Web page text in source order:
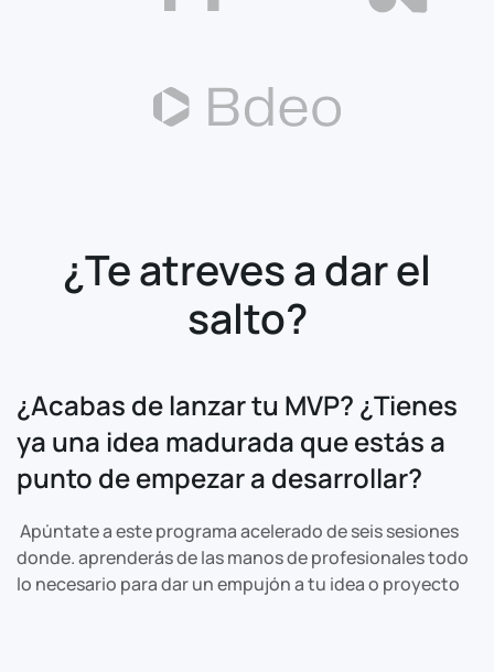
¿Te atreves a dar el
salto?
¿Acabas de lanzar tu MVP? ¿Tienes
ya una idea madurada que estás a
punto de empezar a desarrollar?
Apúntate a este programa acelerado de seis sesiones
donde. aprenderás de las manos de profesionales todo
lo necesario para dar un empujón a tu idea o proyecto